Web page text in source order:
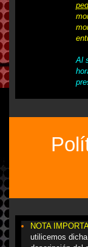
Al
NOTA
utilicemos